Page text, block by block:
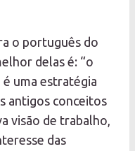
o português do
delas é: “o
uma estratégia
antigos conceitos
visão de trabalho,
das